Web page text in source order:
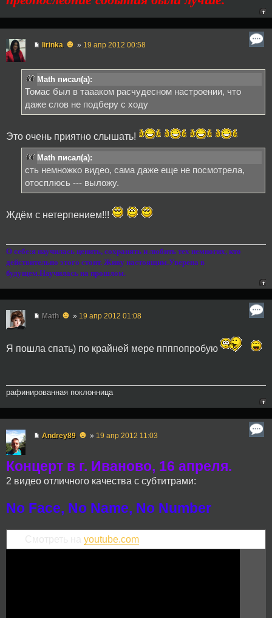
lirinka ☻ » 19 апр 2012 00:58
Math писал(а):
Томас был в таааком расчудесном настроении, что
даже слов не подберу с ходу
Это очень приятно слышать!
Math писал(а):
сть немножко видео, сама даже еще не посмотрела,
отосплюсь --- выложу.
Ждём с нетерпением!!!
О себе:я научилась ценить, сохранять и любить тех немногих, кто
действительно этого стоит. Живу настоящим.Уверена в
будущем.Научилась на прошлом.
Math ☻ » 19 апр 2012 01:08
Я пошла спать) по крайней мере ппппопробую
рафинированная поклонница
Andrey89 ☻ » 19 апр 2012 11:03
Концерт в г. Иваново, 16 апреля.
2 видео отличного качества с субтитрами:
No Face, No Name, No Number
youtube.com